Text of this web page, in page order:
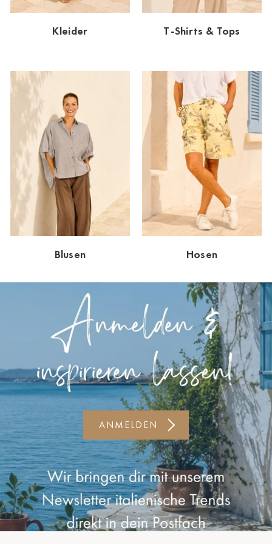
Dornbirn
Dortmund-Hombruch
Essen
HH-AEZ
HH-EEZ
HH-Eppendorf
HH-Hanseviertel
HH-Wandsbek
Hannover
Innsbruck
Kiel-CittiPark
Leipzig
Lindau
Münster
Oldenburg
Potsdam
Rostock
Kleider T-Shirts & Tops
Blusen Hosen
ANMELDEN